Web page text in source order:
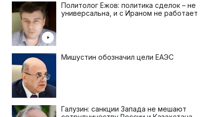
Политолог Ежов: политика сделок – не
универсальна, и с Ираном не работает
Мишустин обозначил цели ЕАЭС
Галузин: санкции Запада не мешают